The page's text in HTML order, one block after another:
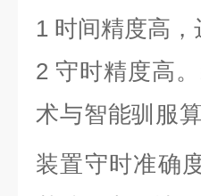
1 时间精度高，
2 守时精度高
术与智能驯服
装置守时准确